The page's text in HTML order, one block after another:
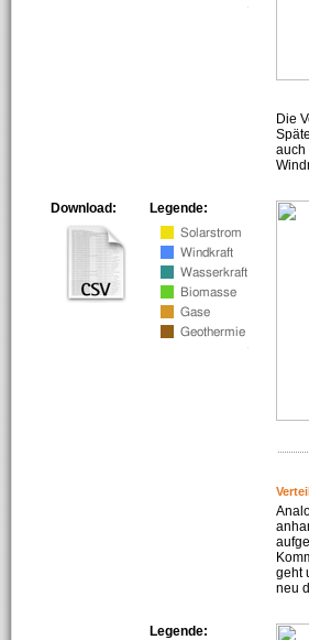
Die
auch
Legende:
Download:
geht
neu
Legende: